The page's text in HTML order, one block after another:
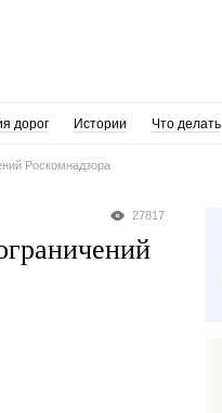
дорог Истории Что делать
Роскомнадзора
27817